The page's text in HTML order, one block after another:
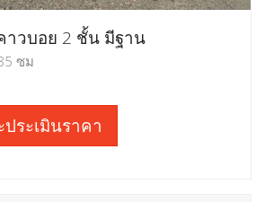
าวบอย 2 ชั้น มีฐาน
ซม
ระเมินราคา